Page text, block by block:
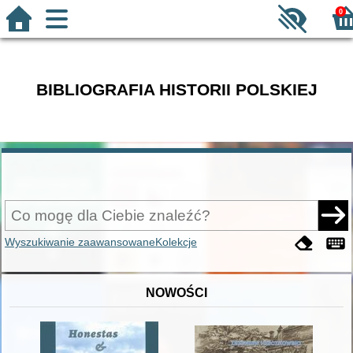
0
BIBLIOGRAFIA HISTORII POLSKIEJ
Wyszukiwanie zaawansowaneKolekcje
NOWOŚCI